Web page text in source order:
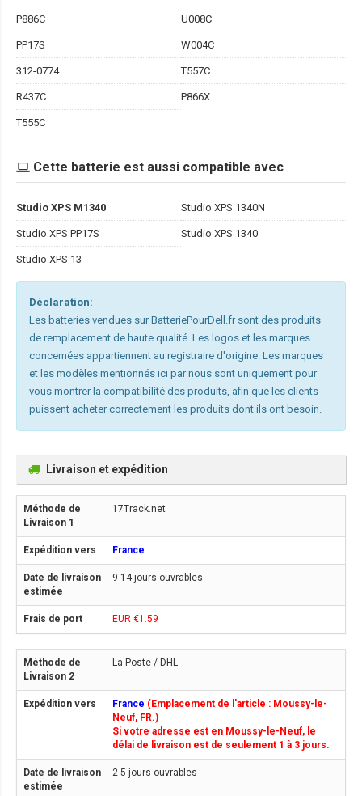
P886C U008C
PP17S W004C
312-0774 T557C
R437C P866X
T555C
Cette batterie est aussi compatible avec
Studio XPS M1340 Studio XPS 1340N
Studio XPS PP17S Studio XPS 1340
Studio XPS 13
Déclaration:
Les batteries vendues sur BatteriePourDell.fr sont des produits
de remplacement de haute qualité. Les logos et les marques
concernées appartiennent au registraire d'origine. Les marques
et les modèles mentionnés ici par nous sont uniquement pour
vous montrer la compatibilité des produits, afin que les clients
puissent acheter correctement les produits dont ils ont besoin.
Livraison et expédition
17Track.net
France
9-14 jours ouvrables
EUR €1.59
La Poste / DHL
France (Emplacement de l'article : Moussy-le-
Neuf, FR.)
Si votre adresse est en Moussy-le-Neuf, le
délai de livraison est de seulement 1 à 3 jours.
2-5 jours ouvrables